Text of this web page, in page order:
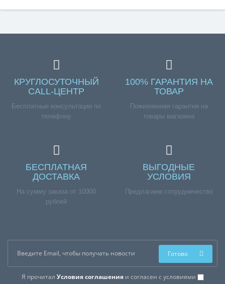
КРУГЛОСУТОЧНЫЙ
CALL-ЦЕНТР
Бесплатные консультации по
телефону
100% ГАРАНТИЯ НА
ТОВАР
Пожизненная гарантия на
товары магазина
БЕСПЛАТНАЯ
ДОСТАВКА
На сумму заказа от 10000
рублей
ВЫГОДНЫЕ
УСЛОВИЯ
Предлагаем сотрудничество
Я прочитал Условия соглашенияи согласен с условиями
Готово